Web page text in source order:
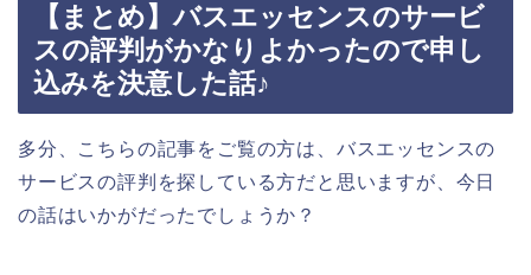
【まとめ】バスエッセンスのサービ
スの評判がかなりよかったので申し
込みを決意した話♪
多分、こちらの記事をご覧の方は、バスエッセンスの
サービスの評判を探している方だと思いますが、今日
の話はいかがだったでしょうか？